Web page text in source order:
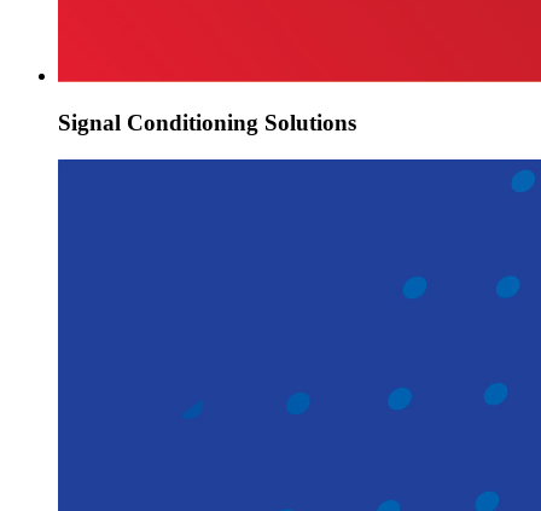
Signal Conditioning Solutions